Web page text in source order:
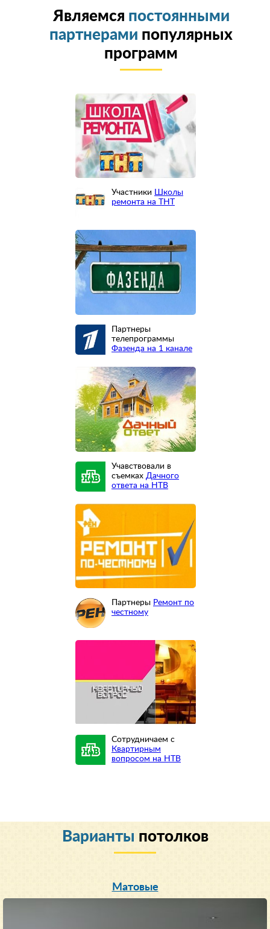
Являемся постоянными
партнерами популярных
программ
Участники Школы
ремонта на ТНТ
Партнеры
телепрограммы
Фазенда на 1 канале
Учавствовали в
съемках Дачного
ответа на НТВ
Партнеры Ремонт по
честному
Сотрудничаем с
Квартирным
вопросом на НТВ
Варианты потолков
Матовые